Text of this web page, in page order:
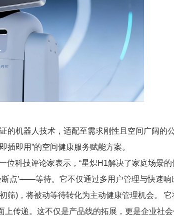
的机器人技术，适配至需求刚性且空间广阔的
即用”的空间健康服务赋能方案。
位科技评论家表示，“星炽H1解决了家庭场景的
点’——等待。它不仅通过多用户管理与快速响
筛)，将被动等待转化为主动健康管理机会。 它
传递。这不仅是产品线的拓展，更是企业社